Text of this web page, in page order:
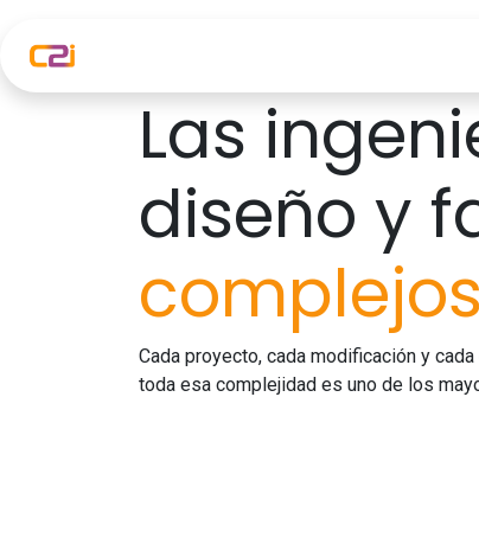
Las
diseño y
complejos
Cada proyecto, cada modificación y
toda esa complejidad es uno de los